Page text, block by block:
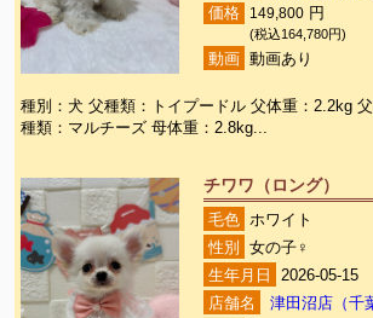
価格
149,800 円
(税込164,780円)
動画
動画あり
種別：犬 父種類：トイプードル 父体重：2.2kg
種類：マルチーズ 母体重：2.8kg...
チワワ（ロング）
毛色 ホワイト
性別
女の子♀
生年月日
2026-05-15
店舗名
津田沼店（千